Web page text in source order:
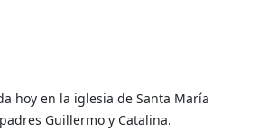
hoy en la iglesia de Santa María
Guillermo y Catalina.